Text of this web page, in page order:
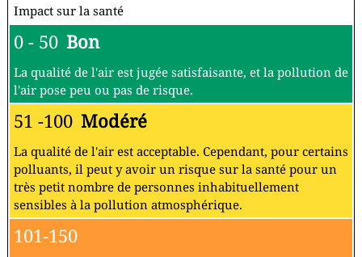
Impact sur la santé
0 - 50 Bon
La qualité de l'air est jugée satisfaisante, et la pollution de
l'air pose peu ou pas de risque.
51 -100 Modéré
La qualité de l'air est acceptable. Cependant, pour certains
polluants, il peut y avoir un risque sur la santé pour un
très petit nombre de personnes inhabituellement
sensibles à la pollution atmosphérique.
101-150